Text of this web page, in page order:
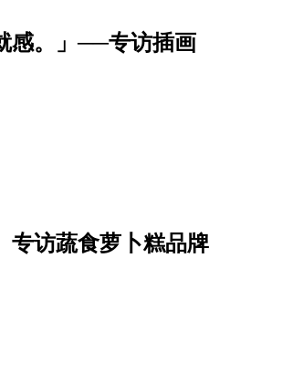
感。」──专访插画
专访蔬食萝卜糕品牌